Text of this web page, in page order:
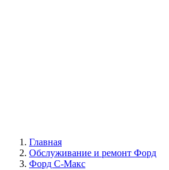
Главная
Обслуживание и ремонт Форд
Форд С-Макс